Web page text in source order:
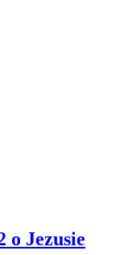
o Jezusie